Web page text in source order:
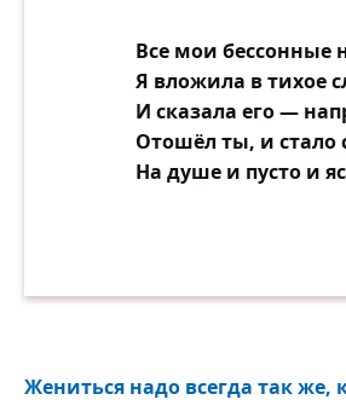
Все мои бессонные
Я вложила в тихое
И сказала его —
Отошёл ты, и стало
На душе и пусто и
Жениться надо всегда так же,